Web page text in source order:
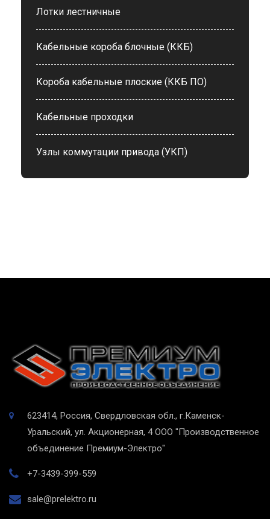
Лотки лестничные
Кабельные короба блочные (ККБ)
Короба кабельные плоские (ККБ ПО)
Кабельные проходки
Узлы коммутации привода (УКП)
623414, Россия, Свердловская обл., г.Каменск-
Уральский, ул. Акционерная, 4 ООО "Производственное
объединение Премиум-Электро"
+7-3439-399-559
sale@prelektro.ru